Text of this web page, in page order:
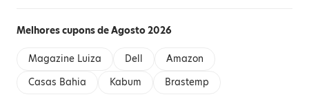
Melhores cupons de Agosto 2026
Magazine Luiza Dell
Amazon
Casas Bahia
Kabum Brastemp